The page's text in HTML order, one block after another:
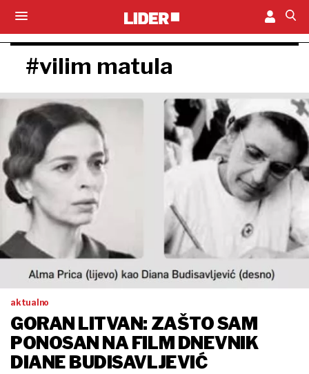
#vilim matula
aktualno
GORAN LITVAN: ZAŠTO SAM
PONOSAN NA FILM DNEVNIK
DIANE BUDISAVLJEVIĆ